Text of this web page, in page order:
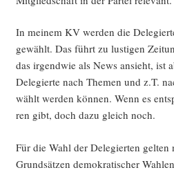
In mei­nem KV wer­den die
gewählt. Das führt zu lus­ti­gen
das irgend­wie als News ansieht, ist
Dele­gier­te nach The­men und z.T.
wählt wer­den kön­nen. Wenn es
ren gibt, doch dazu gleich noch.
Für die Wahl der Dele­gier­ten gel­ten
Grund­sät­zen demo­kra­ti­scher